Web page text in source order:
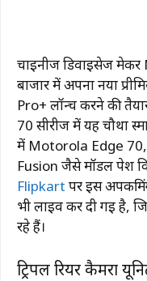
चाइनीज डिवाइसेज मेकर
बाजार में अपना नया
Pro+ लॉन्च करने की
70 सीरीज में यह चौथा
में Motorola Edge
Fusion जैसे मॉडल पेश
Flipkart पर इस
भी लाइव कर दी गई है,
रहे हैं।
ट्रिपल रियर कैमरा